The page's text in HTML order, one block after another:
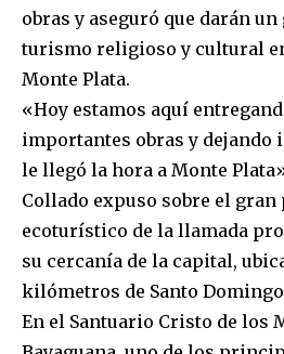
obras y aseguró que darán
turismo religioso y cultural
Monte Plata.
«Hoy estamos aquí
importantes obras y dejando
le llegó la hora a Monte
Collado expuso sobre el gran
ecoturístico de la llamada
su cercanía de la capital,
kilómetros de Santo
En el Santuario Cristo de los